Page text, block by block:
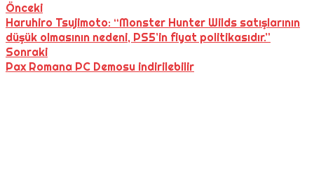
Önceki
Haruhiro Tsujimoto: “Monster Hunter Wilds satışlarının
düşük olmasının nedeni, PS5’in fiyat politikasıdır.”
Sonraki
Pax Romana PC Demosu indirilebilir